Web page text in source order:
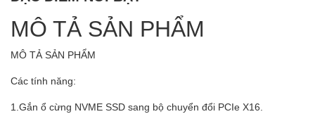
MÔ TẢ SẢN PHẨM
MÔ TẢ SẢN PHẨM
Các tính năng:
1.Gắn ổ cừng NVME SSD sang bộ chuyển đổi PCIe X16.